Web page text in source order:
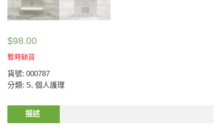
$98.00
暫時缺貨
貨號: 000787
分類: S, 個人護理
描述